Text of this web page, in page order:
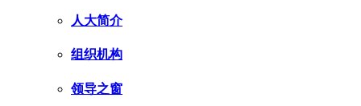
人大简介
组织机构
领导之窗